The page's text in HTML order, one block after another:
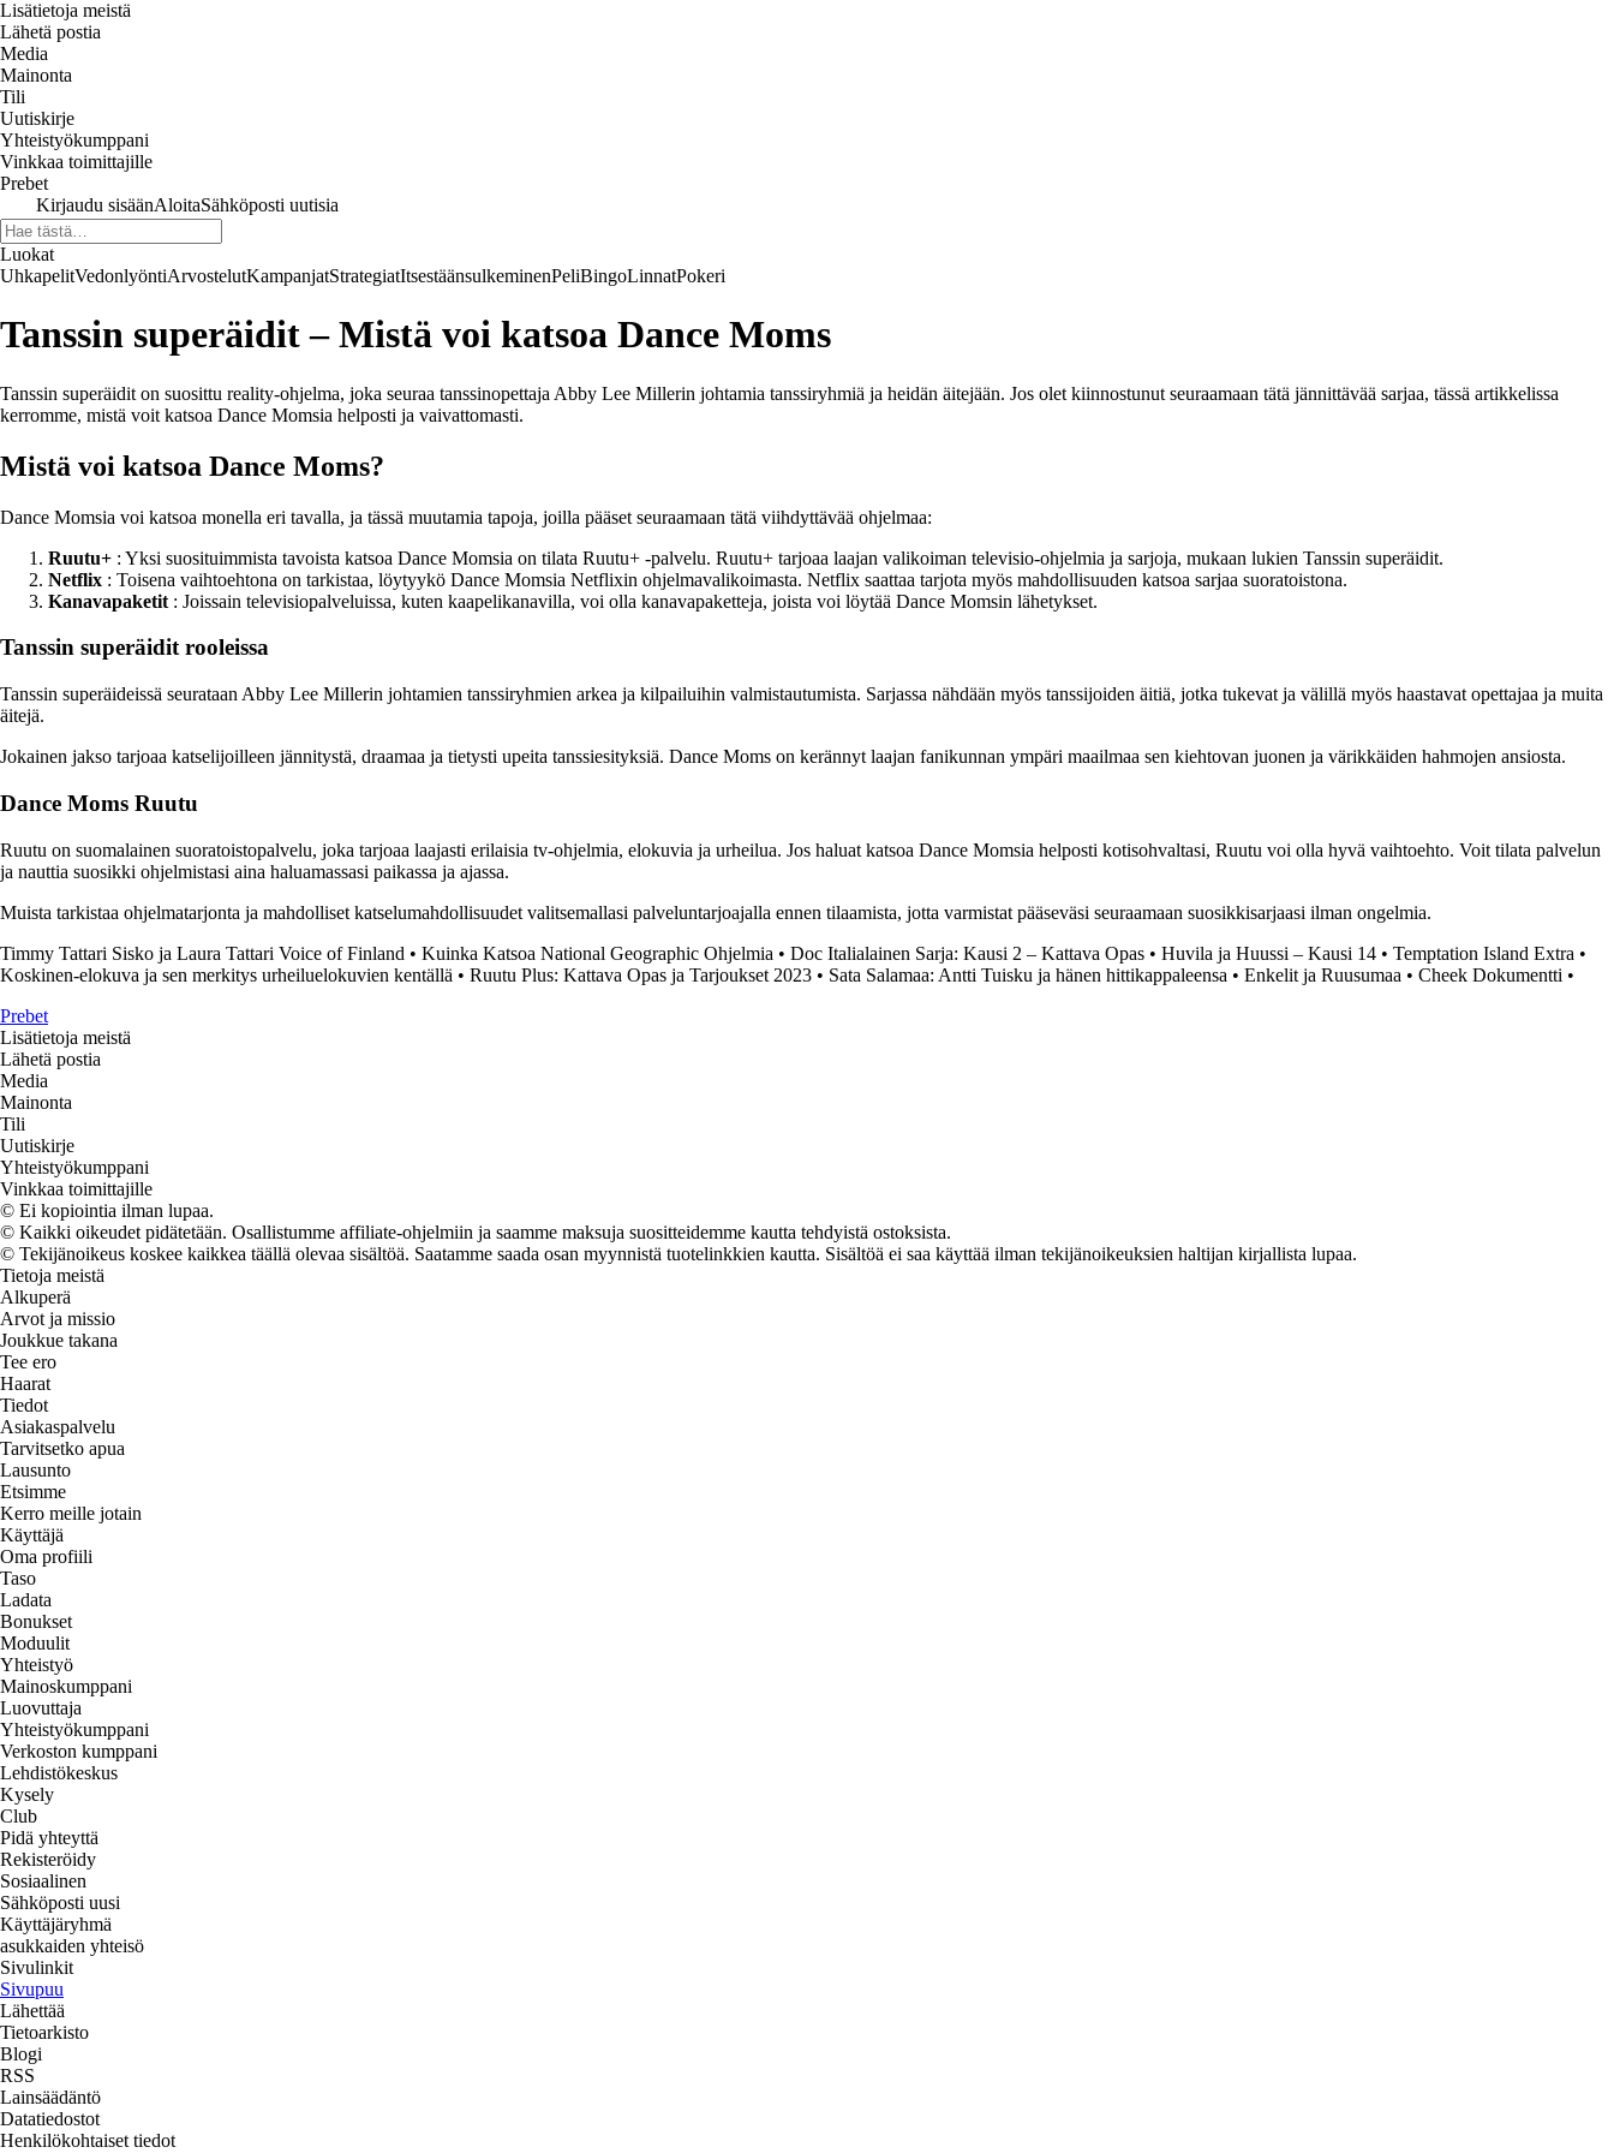
Lisätietoja meistä
Lähetä postia
Media
Mainonta
Tili
Uutiskirje
Yhteistyökumppani
Vinkkaa toimittajille
Prebet
Kirjaudu sisäänAloitaSähköposti uutisia
Luokat
UhkapelitVedonlyöntiArvostelutKampanjatStrategiatItsestäänsulkeminenPeliBingoLinnatPokeri
Tanssin superäidit – Mistä voi katsoa Dance Moms
Tanssin superäidit on suosittu reality-ohjelma, joka seuraa tanssinopettaja Abby Lee Millerin johtamia tanssiryhmiä ja heidän äitejään. Jos olet kiinnostunut seuraamaan tätä jännittävää sarjaa, tässä artikkelissa
kerromme, mistä voit katsoa Dance Momsia helposti ja vaivattomasti.
Mistä voi katsoa Dance Moms?
Dance Momsia voi katsoa monella eri tavalla, ja tässä muutamia tapoja, joilla pääset seuraamaan tätä viihdyttävää ohjelmaa:
Ruutu+ : Yksi suosituimmista tavoista katsoa Dance Momsia on tilata Ruutu+ -palvelu. Ruutu+ tarjoaa laajan valikoiman televisio-ohjelmia ja sarjoja, mukaan lukien Tanssin superäidit.
Netflix : Toisena vaihtoehtona on tarkistaa, löytyykö Dance Momsia Netflixin ohjelmavalikoimasta. Netflix saattaa tarjota myös mahdollisuuden katsoa sarjaa suoratoistona.
Kanavapaketit : Joissain televisiopalveluissa, kuten kaapelikanavilla, voi olla kanavapaketteja, joista voi löytää Dance Momsin lähetykset.
Tanssin superäidit rooleissa
Tanssin superäideissä seurataan Abby Lee Millerin johtamien tanssiryhmien arkea ja kilpailuihin valmistautumista. Sarjassa nähdään myös tanssijoiden äitiä, jotka tukevat ja välillä myös haastavat opettajaa ja muita
äitejä.
Jokainen jakso tarjoaa katselijoilleen jännitystä, draamaa ja tietysti upeita tanssiesityksiä. Dance Moms on kerännyt laajan fanikunnan ympäri maailmaa sen kiehtovan juonen ja värikkäiden hahmojen ansiosta.
Dance Moms Ruutu
Ruutu on suomalainen suoratoistopalvelu, joka tarjoaa laajasti erilaisia tv-ohjelmia, elokuvia ja urheilua. Jos haluat katsoa Dance Momsia helposti kotisohvaltasi, Ruutu voi olla hyvä vaihtoehto. Voit tilata palvelun
ja nauttia suosikki ohjelmistasi aina haluamassasi paikassa ja ajassa.
Muista tarkistaa ohjelmatarjonta ja mahdolliset katselumahdollisuudet valitsemallasi palveluntarjoajalla ennen tilaamista, jotta varmistat pääseväsi seuraamaan suosikkisarjaasi ilman ongelmia.
Timmy Tattari Sisko ja Laura Tattari Voice of Finland • Kuinka Katsoa National Geographic Ohjelmia • Doc Italialainen Sarja: Kausi 2 – Kattava Opas • Huvila ja Huussi – Kausi 14 • Temptation Island Extra •
Koskinen-elokuva ja sen merkitys urheiluelokuvien kentällä • Ruutu Plus: Kattava Opas ja Tarjoukset 2023 • Sata Salamaa: Antti Tuisku ja hänen hittikappaleensa • Enkelit ja Ruusumaa • Cheek Dokumentti •
Prebet
Lisätietoja meistä
Lähetä postia
Media
Mainonta
Tili
Uutiskirje
Yhteistyökumppani
Vinkkaa toimittajille
© Ei kopiointia ilman lupaa.
© Kaikki oikeudet pidätetään. Osallistumme affiliate-ohjelmiin ja saamme maksuja suositteidemme kautta tehdyistä ostoksista.
© Tekijänoikeus koskee kaikkea täällä olevaa sisältöä. Saatamme saada osan myynnistä tuotelinkkien kautta. Sisältöä ei saa käyttää ilman tekijänoikeuksien haltijan kirjallista lupaa.
Tietoja meistä
Alkuperä
Arvot ja missio
Joukkue takana
Tee ero
Haarat
Tiedot
Asiakaspalvelu
Tarvitsetko apua
Lausunto
Etsimme
Kerro meille jotain
Käyttäjä
Oma profiili
Taso
Ladata
Bonukset
Moduulit
Yhteistyö
Mainoskumppani
Luovuttaja
Yhteistyökumppani
Verkoston kumppani
Lehdistökeskus
Kysely
Club
Pidä yhteyttä
Rekisteröidy
Sosiaalinen
Sähköposti uusi
Käyttäjäryhmä
asukkaiden yhteisö
Sivulinkit
Sivupuu
Lähettää
Tietoarkisto
Blogi
RSS
Lainsäädäntö
Datatiedostot
Henkilökohtaiset tiedot